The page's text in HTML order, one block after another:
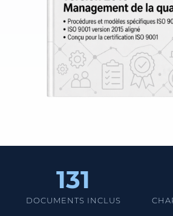
131
DOCUMENTS INCLUS